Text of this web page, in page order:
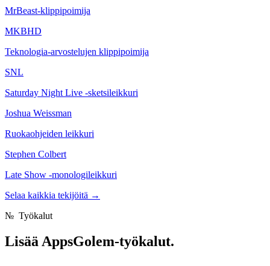
MrBeast-klippipoimija
MKBHD
Teknologia-arvostelujen klippipoimija
SNL
Saturday Night Live -sketsileikkuri
Joshua Weissman
Ruokaohjeiden leikkuri
Stephen Colbert
Late Show -monologileikkuri
Selaa kaikkia tekijöitä →
№ Työkalut
Lisää AppsGolem-työkalut.